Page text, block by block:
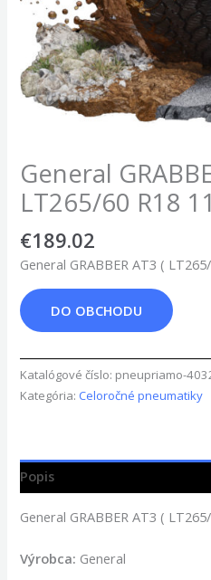
General
LT265/60 R18
€189.02
General GRABBER AT3 (
DO OBCHODU
Katalógové číslo: pneupriamo-
Kategória: Celoročné pneumatiky
Popis
General GRABBER AT3 (
Výrobca: General